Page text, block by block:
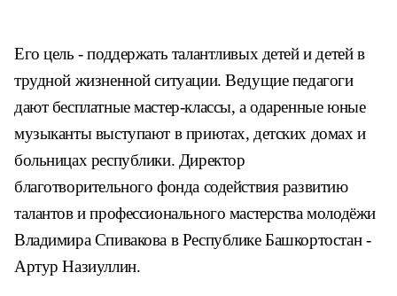
Его цель - поддержать талантливых детей и детей в
трудной жизненной ситуации. Ведущие педагоги
дают бесплатные мастер-классы, а одаренные юные
музыканты выступают в приютах, детских домах и
больницах республики. Директор
благотворительного фонда содействия развитию
талантов и профессионального мастерства молодёжи
Владимира Спивакова в Республике Башкортостан -
Артур Назиуллин.